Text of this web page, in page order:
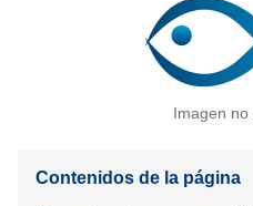
Imagen no
Contenidos de la página